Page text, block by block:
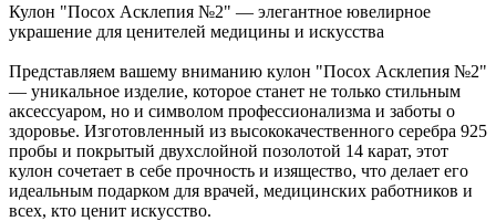
Кулон "Посох Асклепия №2" — элегантное ювелирное
украшение для ценителей медицины и искусства
Представляем вашему вниманию кулон "Посох Асклепия №2"
— уникальное изделие, которое станет не только стильным
аксессуаром, но и символом профессионализма и заботы о
здоровье. Изготовленный из высококачественного серебра 925
пробы и покрытый двухслойной позолотой 14 карат, этот
кулон сочетает в себе прочность и изящество, что делает его
идеальным подарком для врачей, медицинских работников и
всех, кто ценит искусство.